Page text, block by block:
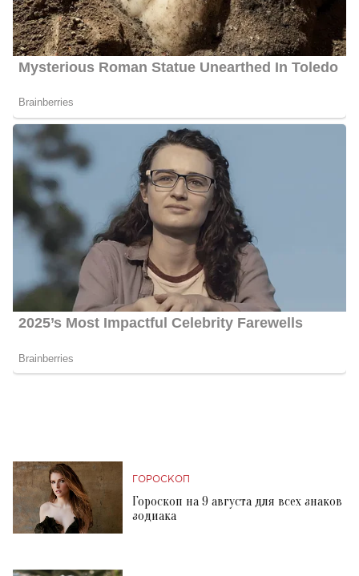
ГОРОСКОП
Гороскоп на 9 августа для всех знаков
зодиака